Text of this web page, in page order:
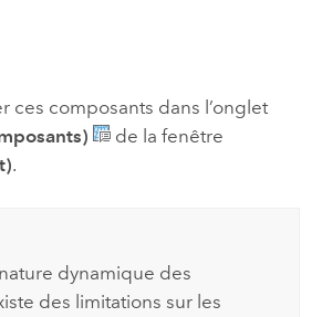
ces composants dans l’onglet
de la fenêtre
.
dynamique des
des limitations sur les